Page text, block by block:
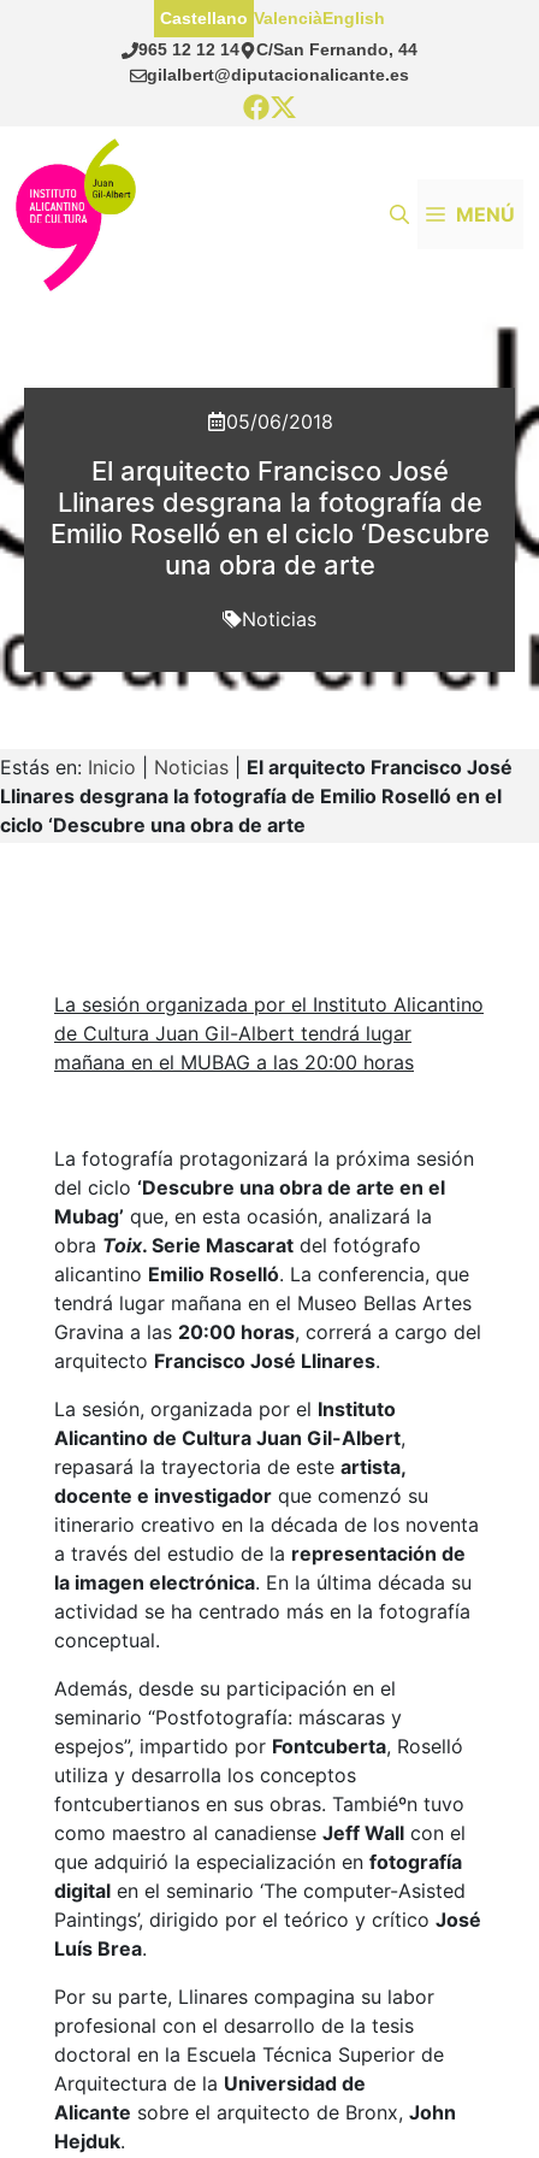
965 12 12 14
C/San Fernando, 44
gilalbert@diputacionalicante.es
Castellano ValenciàEnglish
MENÚ
05/06/2018
El arquitecto Francisco José
Llinares desgrana la fotografía de
Emilio Roselló en el ciclo ‘Descubre
una obra de arte
Noticias
Estás en: Inicio Noticias
El arquitecto Francisco José
Llinares desgrana la fotografía de Emilio Roselló en el
ciclo ‘Descubre una obra de arte
La sesión organizada por el Instituto Alicantino
de Cultura Juan Gil-Albert tendrá lugar
mañana en el MUBAG a las 20:00 horas
La fotografía protagonizará la próxima sesión
del ciclo ‘Descubre una obra de arte en el
Mubag’ que, en esta ocasión, analizará la
obra Toix. Serie Mascarat del fotógrafo
alicantino Emilio Roselló. La conferencia, que
tendrá lugar mañana en el Museo Bellas Artes
Gravina a las 20:00 horas, correrá a cargo del
arquitecto Francisco José Llinares.
La sesión, organizada por el Instituto
Alicantino de Cultura Juan Gil-Albert,
repasará la trayectoria de este artista,
docente e investigador que comenzó su
itinerario creativo en la década de los noventa
a través del estudio de la representación de
la imagen electrónica. En la última década su
actividad se ha centrado más en la fotografía
conceptual.
Además, desde su participación en el
seminario “Postfotografía: máscaras y
espejos”, impartido por Fontcuberta, Roselló
utiliza y desarrolla los conceptos
fontcubertianos en sus obras. Tambiéºn tuvo
como maestro al canadiense Jeff Wall con el
que adquirió la especialización en fotografía
digital en el seminario ‘The computer-Asisted
Paintings’, dirigido por el teórico y crítico José
Luís Brea.​
Por su parte, Llinares compagina su labor
profesional con el desarrollo de la tesis
doctoral en la Escuela Técnica Superior de
Arquitectura de la Universidad de
Alicante sobre el arquitecto de Bronx, John
Hejduk.